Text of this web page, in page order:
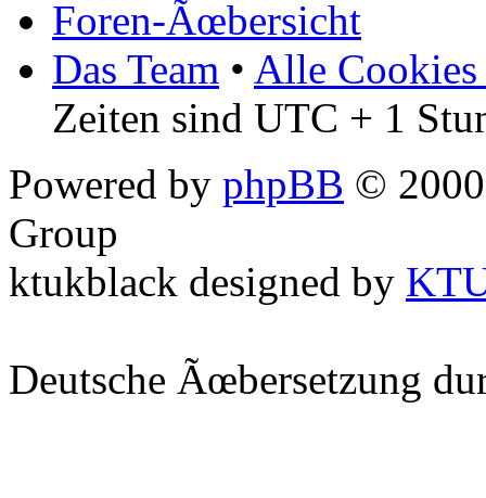
Foren-Ãœbersicht
Das Team • Alle Cookies
Zeiten sind UTC + 1
Powered by phpBB ©
Group
ktukblack designed by
Deutsche Ãœbersetzung